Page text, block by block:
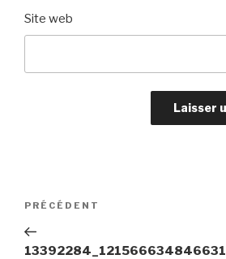
Site web
Navigation
l’article
Article
précédent
PRÉCÉDENT